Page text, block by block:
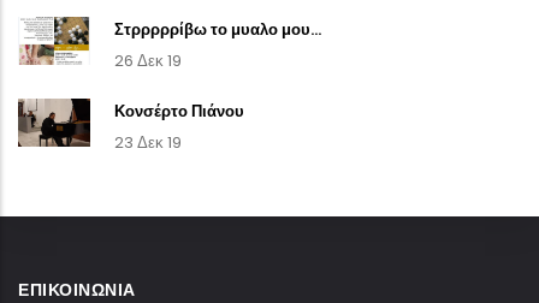
Στρρρρρίβω το μυαλο μου...
26 Δεκ 19
Κονσέρτο Πιάνου
23 Δεκ 19
ΕΠΙΚΟΙΝΩΝΊΑ